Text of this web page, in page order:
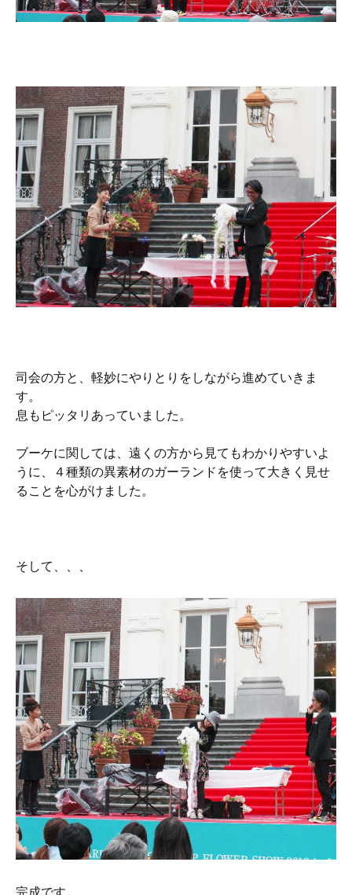
司会の方と、軽妙にやりとりをしながら進めていきま
す。
息もピッタリあっていました。
ブーケに関しては、遠くの方から見てもわかりやすいよ
うに、４種類の異素材のガーランドを使って大きく見せ
ることを心がけました。
そして、、、